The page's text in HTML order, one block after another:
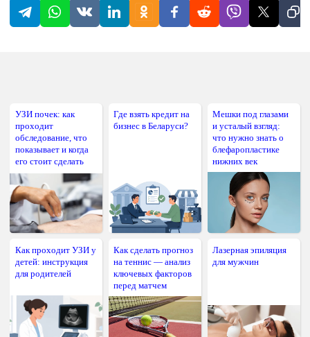
УЗИ почек: как
проходит
обследование, что
показывает и когда
его стоит сделать
Где взять кредит на
бизнес в Беларуси?
Мешки под глазами
и усталый взгляд:
что нужно знать о
блефаропластике
нижних век
Как проходит УЗИ у
детей: инструкция
для родителей
Как сделать прогноз
на теннис — анализ
ключевых факторов
перед матчем
Лазерная эпиляция
для мужчин